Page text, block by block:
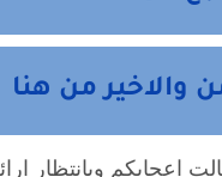
والاخير من هنا
اعجابكم وبانتظار